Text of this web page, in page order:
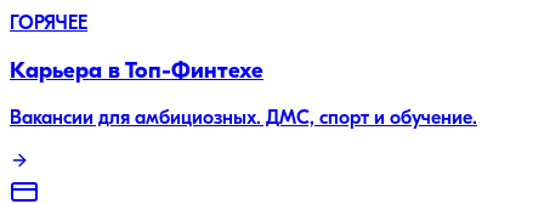
ГОРЯЧЕЕ
Карьера в Топ-Финтехе
Вакансии для амбициозных. ДМС, спорт и обучение.